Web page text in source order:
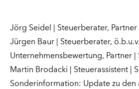
Jörg Seidel | Steuerberater,
Jürgen Baur | Steuerberater,
Unternehmensbewertung, Partner |
Martin Brodacki | Steuerassistent |
Sonderinformation: Update zu den